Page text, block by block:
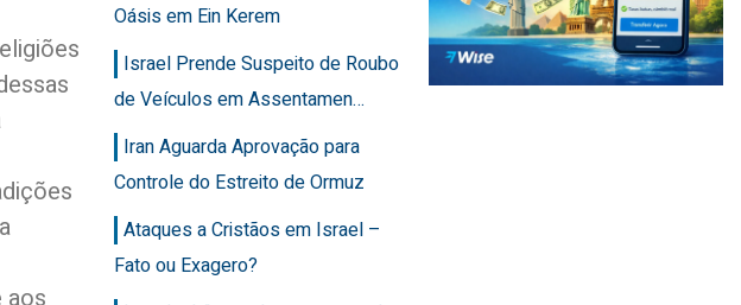
Oásis em Ein Kerem
Israel Prende Suspeito de Roubo
de Veículos em Assentamen…
Iran Aguarda Aprovação para
Controle do Estreito de Ormuz
Ataques a Cristãos em Israel –
Fato ou Exagero?